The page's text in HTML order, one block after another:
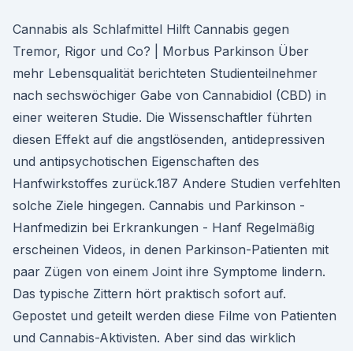
Cannabis als Schlafmittel Hilft Cannabis gegen
Tremor, Rigor und Co? | Morbus Parkinson Über
mehr Lebensqualität berichteten Studienteilnehmer
nach sechswöchiger Gabe von Cannabidiol (CBD) in
einer weiteren Studie. Die Wissenschaftler führten
diesen Effekt auf die angstlösenden, antidepressiven
und antipsychotischen Eigenschaften des
Hanfwirkstoffes zurück.187 Andere Studien verfehlten
solche Ziele hingegen. Cannabis und Parkinson -
Hanfmedizin bei Erkrankungen - Hanf Regelmäßig
erscheinen Videos, in denen Parkinson-Patienten mit
paar Zügen von einem Joint ihre Symptome lindern.
Das typische Zittern hört praktisch sofort auf.
Gepostet und geteilt werden diese Filme von Patienten
und Cannabis-Aktivisten. Aber sind das wirklich